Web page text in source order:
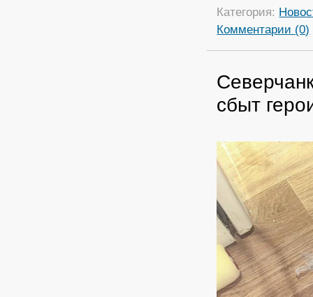
Категория:
Комментарии (0)
сбыт